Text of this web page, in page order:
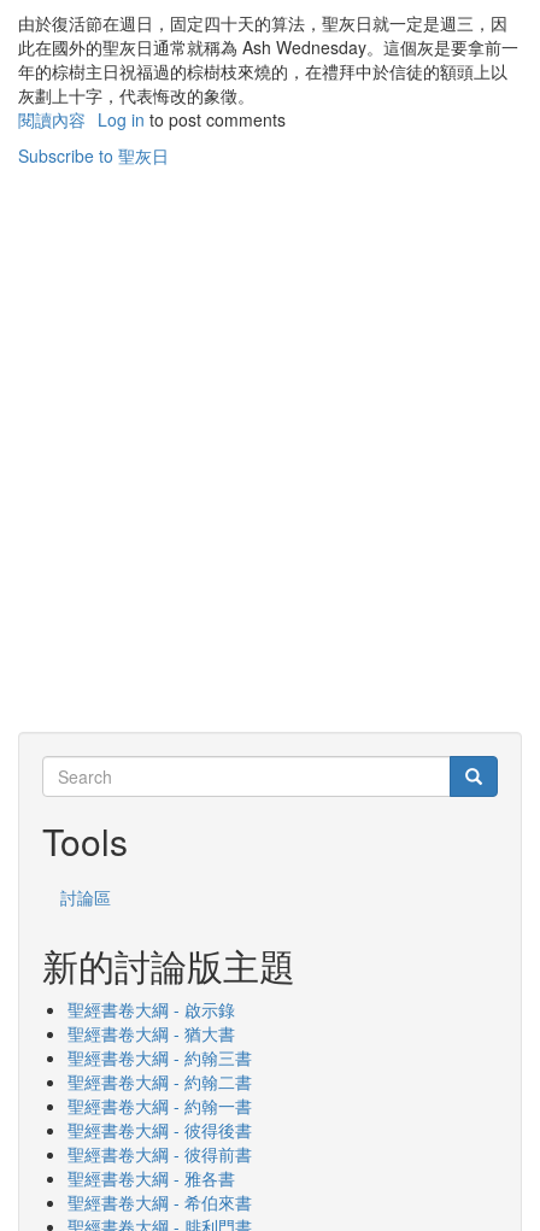
由於復活節在週日，固定四十天的算法，聖灰日就一定是週三，因
此在國外的聖灰日通常就稱為 Ash Wednesday。這個灰是要拿前一
年的棕樹主日祝福過的棕樹枝來燒的，在禮拜中於信徒的額頭上以
灰劃上十字，代表悔改的象徵。
閱讀內容 有
大
Log in to post comments
Subscribe to 聖灰日
Search
Search Search
Tools
討論區
新的討論版主題
聖經書卷大綱 - 啟示錄
聖經書卷大綱 - 猶大書
聖經書卷大綱 - 約翰三書
聖經書卷大綱 - 約翰二書
聖經書卷大綱 - 約翰一書
聖經書卷大綱 - 彼得後書
聖經書卷大綱 - 彼得前書
聖經書卷大綱 - 雅各書
聖經書卷大綱 - 希伯來書
聖經書卷大綱 - 腓利門書